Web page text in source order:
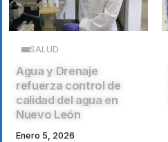
SALUD
Agua y Drenaje
refuerza control de
calidad del agua en
Nuevo León
Enero 5, 2026